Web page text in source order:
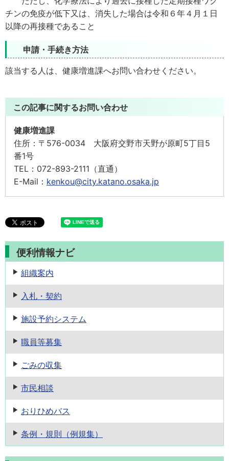
チンの免疫が低下又は、消失した場合は令和６年４月１日
以降の再接種であること
申請・手続き方法
該当する人は、健康増進課へお問い合わせください。
この記事に関するお問い合わせ
健康増進課
住所： 〒576-0034 大阪府交野市天野が原町5丁目5
番1号
TEL： 072-893-2111（直通）
E-Mail： kenkou@city.katano.osaka.jp
便利情報ナビ
組織案内
入札・契約
施設予約システム
職員等募集
ごみの収集
市民相談
おりひめバス
条例・規則 （例規集）